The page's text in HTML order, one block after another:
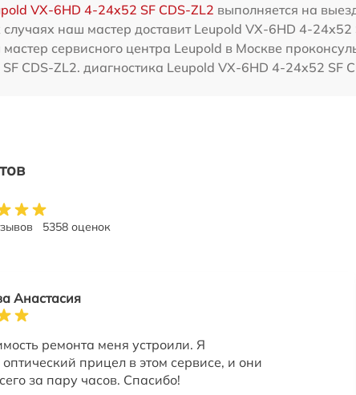
VX-6HD 4-24x52 SF CDS-ZL2 выполняется на
наш мастер доставит Leupold VX-6HD 4-
сервисного центра Leupold в Москве
CDS-ZL2. диагностика Leupold VX-6HD 4-24x52 SF
5358 оценок
Анастасия
ремонта меня устроили. Я
оптический прицел в этом сервисе, и они
за пару часов. Спасибо!